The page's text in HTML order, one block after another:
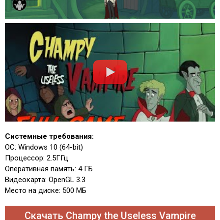
Системные требования:
ОС: Windows 10 (64-bit)
Процессор: 2.5ГГц
Оперативная память: 4 ГБ
Видеокарта: OpenGL 3.3
Место на диске: 500 МБ
Скачать Champy the Useless Vampire